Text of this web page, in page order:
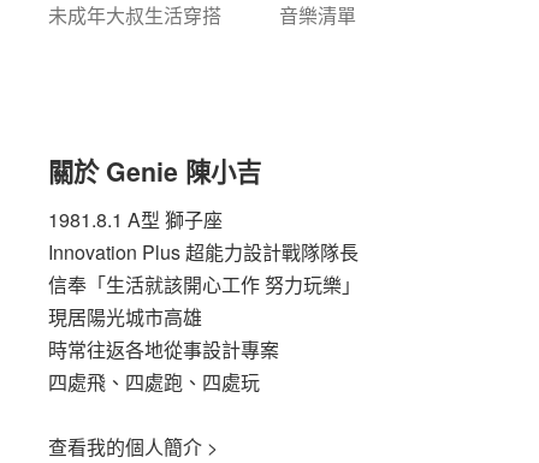
未成年大叔生活穿搭
音樂清單
關於 Genie 陳小吉
1981.8.1 A型 獅子座
Innovation Plus超能力設計戰隊隊長
信奉「生活就該開心工作 努力玩樂」
現居陽光城市高雄
時常往返各地從事設計專案
四處飛、四處跑、四處玩
查看我的個人簡介 >